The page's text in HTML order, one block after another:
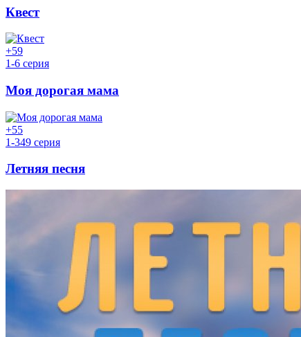
Квест
+59
1-6 серия
Моя дорогая мама
+55
1-349 серия
Летняя песня